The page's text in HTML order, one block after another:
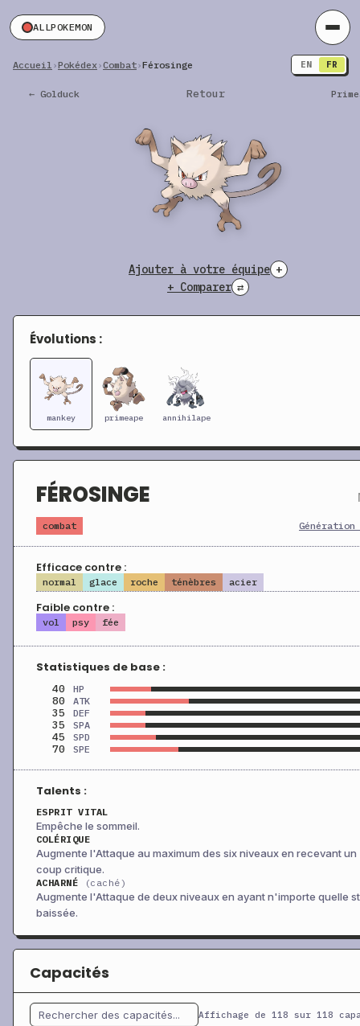
ALLPOKEMON
Accueil ›Pokédex›Combat›Férosinge EN FR
← Golduck Retour
Ajouter à votre équipe +
+ Comparer ⇄
Évolutions :
mankey primeape annihilape
FÉROSINGE
combat Génération
Efficace contre :
normal glace roche ténèbres acier
Faible contre :
vol psy fée
Statistiques de base :
40 HP
80 ATK
35 DEF
35 SPA
45 SPD
70 SPE
Talents :
ESPRIT VITAL
Empêche le sommeil.
COLÉRIQUE
Augmente l'Attaque au maximum des six niveaux en recevant un
coup critique.
ACHARNÉ (caché)
Augmente l'Attaque de deux niveaux en ayant n'importe quelle
baissée.
Capacités
Affichage de 118 sur 118